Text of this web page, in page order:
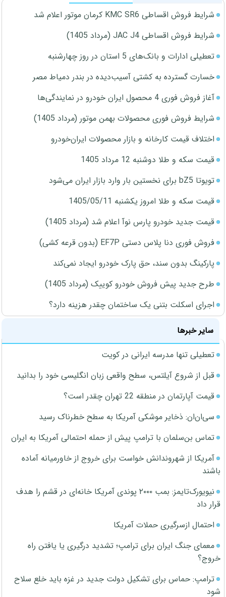
شرایط فروش اقساطی KMC SR6 کرمان موتور اعلام شد
شرایط فروش اقساطی JAC J4 (مرداد 1405)
تعطیلی ادارات و بانک‌های 5 استان در روز چهارشنبه
خسارت گسترده به کشتی آسیب‌دیده در بندر دمیاط مصر
آغاز فروش فوری 4 محصول ایران خودرو در نمایندگی‌ها
شرایط فروش فوری محصولات بهمن موتور (مرداد 1405)
اختلاف قیمت کارخانه و بازار محصولات ایران‌خودرو
قیمت سکه و طلا دوشنبه 12 مرداد 1405
تویوتا bZ5 برای نخستین بار وارد بازار ایران می‌شود
قیمت سکه و طلا امروز یکشنبه 1405/05/11
قیمت جدید خودرو پارس نوآ اعلام شد (مرداد 1405)
فروش فوری دنا پلاس دستی EF7P (بدون قرعه کشی)
پارکینگ بدون سند، حق پارک خودرو ایجاد نمی‌کند
طرح جدید پیش فروش خودرو کوییک (مرداد 1405)
اجرای اسکلت بتنی یک ساختمان چقدر هزینه دارد؟
سایر خبرها
تعطیلی تنها مدرسه ایرانی در کویت
قبل از شروع آیلتس، سطح واقعی زبان انگلیسی خود را بدانید
قیمت آپارتمان در منطقه 22 تهران چقدر است؟
سی‌ان‌ان: ذخایر موشکی آمریکا به سطح خطرناک رسید
تماس بن‌سلمان با ترامپ پیش از حمله احتمالی آمریکا به ایران
آمریکا از شهروندانش خواست برای خروج از خاورمیانه آماده
باشند
نیویورک‌تایمز: بمب ۲۰۰۰ پوندی آمریکا خانه‌ای در قشم را هدف
قرار داد
احتمال ازسرگیری حملات آمریکا
معمای جنگ ایران برای ترامپ؛ تشدید درگیری یا یافتن راه
خروج؟
ترامپ: حماس برای تشکیل دولت جدید در غزه باید خلع سلاح
شود